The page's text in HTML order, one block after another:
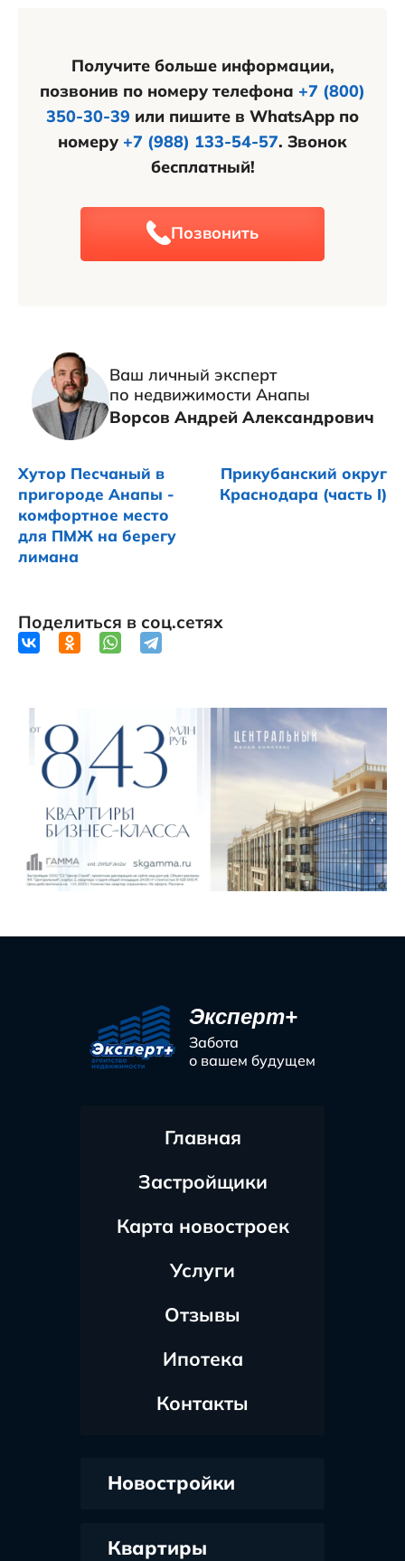
Получите больше информации,
позвонив по номеру телефона +7 (800)
350-30-39 или пишите в WhatsApp по
номеру +7 (988) 133-54-57. Звонок
бесплатный!
Позвонить
Ваш личный эксперт
по недвижимости Анапы
Ворсов Андрей Александрович
Хутор Песчаный в
пригороде Анапы -
комфортное место
для ПМЖ на берегу
лимана
Прикубанский округ
Краснодара (часть I)
Поделиться в соц.сетях
Эксперт+
Забота
о вашем будущем
Главная
Застройщики
Карта новостроек
Услуги
Отзывы
Ипотека
Контакты
Новостройки
Квартиры